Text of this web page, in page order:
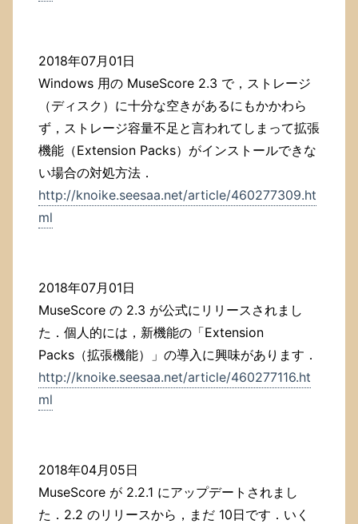
2018年07月01日
Windows 用の MuseScore 2.3 で，ストレージ
（ディスク）に十分な空きがあるにもかかわら
ず，ストレージ容量不足と言われてしまって拡張
機能（Extension Packs）がインストールできな
い場合の対処方法．
http://knoike.seesaa.net/article/460277309.ht
ml
2018年07月01日
MuseScore の 2.3 が公式にリリースされまし
た．個人的には，新機能の「Extension
Packs（拡張機能）」の導入に興味があります．
http://knoike.seesaa.net/article/460277116.ht
ml
2018年04月05日
MuseScore が 2.2.1 にアップデートされまし
た．2.2 のリリースから，まだ 10日です．いく